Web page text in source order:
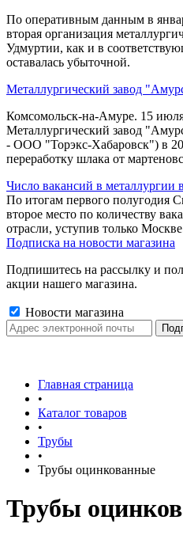
По оперативным данным в
вторая организация
Удмуртии, как и в
оставалась убыточной.
Металлургический завод
Комсомольск-на-Амуре. 15
Металлургический завод
- ООО "Торэкс-Хабаровск") в
переработку шлака от
Число вакансий в металлургии
По итогам первого полугодия
второе место по количеству
отрасли, уступив только
Подписка на новости магазина
Подпишитесь на рассылку и
акции нашего магазина.
Новости магазина
Главная страница
•
Каталог товаров
•
Трубы
•
Трубы оцинкованные
Трубы